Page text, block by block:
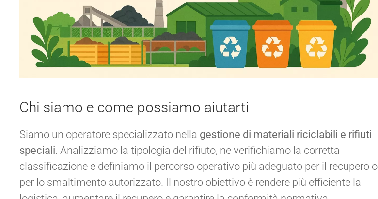
Chi siamo e come possiamo aiutarti
Siamo un operatore specializzato nella gestione di materiali riciclabili e rifiuti
speciali. Analizziamo la tipologia del rifiuto, ne verifichiamo la corretta
classificazione e definiamo il percorso operativo più adeguato per il recupero o
per lo smaltimento autorizzato. Il nostro obiettivo è rendere più efficiente la